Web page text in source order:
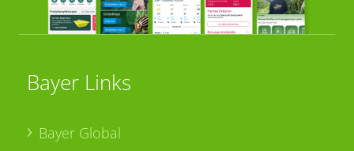
Bayer Links
Bayer Global